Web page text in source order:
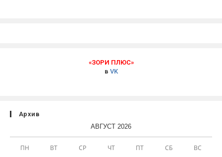
«ЗОРИ ПЛЮС»
в VK
Архив
АВГУСТ 2026
ПН ВТ СР ЧТ ПТ СБ ВС